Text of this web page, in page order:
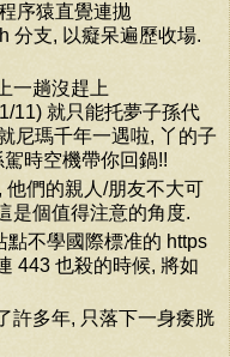
序猿直覺連拋
分支, 以癡呆遍歷收場.
一趟沒趕上
11) 就只能托夢子孫代
尼瑪千年一遇啦, 丫的子
時空機帶你回鍋!!
他們的親人/朋友不大可
是個值得注意的角度.
點不學國際標准的 https
443 也殺的時候, 將如
許多年, 只落下一身痿胱